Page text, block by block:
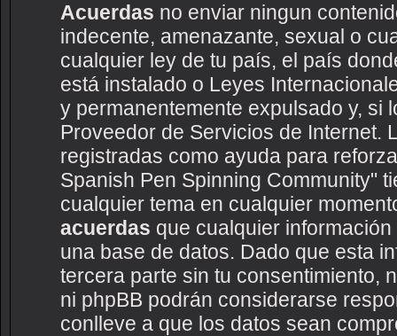
Acuerdas no enviar ningun
indecente, amenazante, sexual o
cualquier ley de tu país, el país
está instalado o Leyes
y permanentemente expulsado y, si
Proveedor de Servicios de Internet.
registradas como ayuda para
Spanish Pen Spinning Community"
cualquier tema en cualquier
acuerdas que cualquier
una base de datos. Dado que esta
tercera parte sin tu consentimiento,
ni phpBB podrán considerarse
conlleve a que los datos sean